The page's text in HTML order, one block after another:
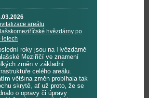
areálu
hvězdárny po
letech
roky jsou na Hvězdárně
Meziříčí ve znamení
změn v základní
celého areálu.
většina změn probíhala tak
skrytě, ať už proto, že se
o opravy či úpravy